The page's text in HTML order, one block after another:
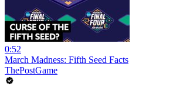
0:52
March Madness: Fifth Seed Facts
ThePostGame